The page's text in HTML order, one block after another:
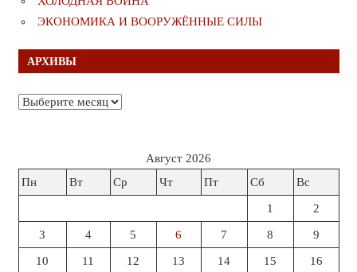
ЭКОНОМИКА И ВООРУЖЁННЫЕ СИЛЫ
АРХИВЫ
Архивы
Август 2026
Пн
Вт Ср Чт Пт Сб Вс
1 2
3 4 5 6 7 8 9
10 11 12 13 14 15 16